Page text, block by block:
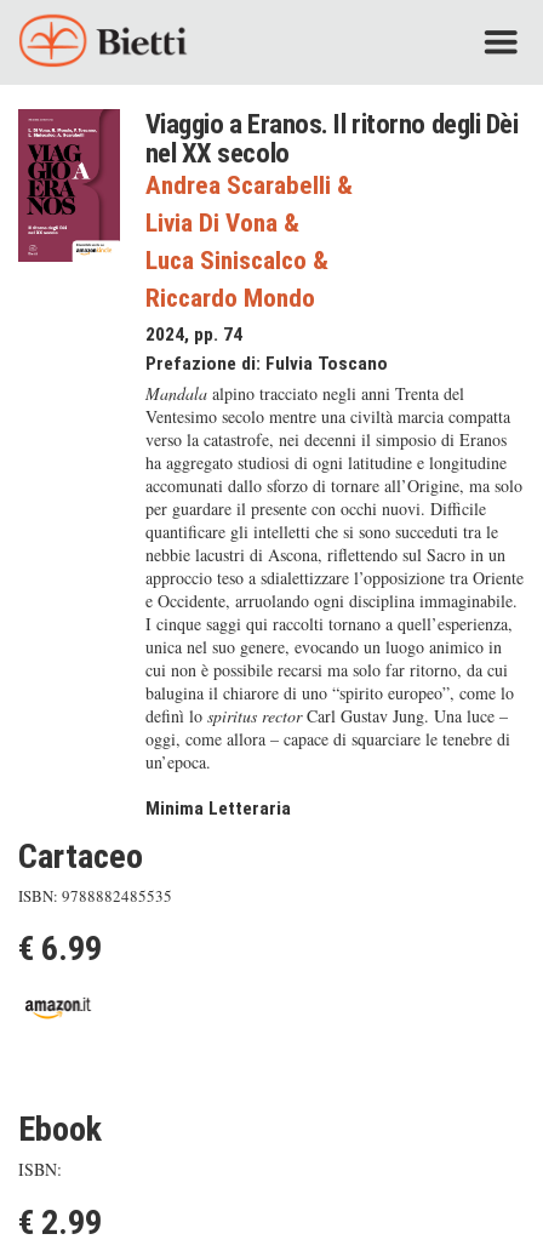
Viaggio a Eranos. Il ritorno degli Dèi
nel XX secolo
Andrea Scarabelli &
Livia Di Vona&
Luca Siniscalco &
Riccardo Mondo
2024, pp. 74
Prefazione di: Fulvia Toscano
Mandalaalpino tracciato negli anni Trenta del
Ventesimo secolo mentre una civiltà marcia compatta
verso la catastrofe, nei decenni il simposio di Eranos
ha aggregato studiosi di ogni latitudine e longitudine
accomunati dallo sforzo di tornare all’Origine, ma solo
per guardare il presente con occhi nuovi. Difficile
quantificare gli intelletti che si sono succeduti tra le
nebbie lacustri di Ascona, riflettendo sul Sacro in un
approccio teso a sdialettizzare l’opposizione tra Oriente
e Occidente, arruolando ogni disciplina immaginabile.
I cinque saggi qui raccolti tornano a quell’esperienza,
unica nel suo genere, evocando un luogo animico in
cui non è possibile recarsi ma solo far ritorno, da cui
balugina il chiarore di uno “spirito europeo”, come lo
definì lo spiritus rectorCarl Gustav Jung. Una luce –
oggi, come allora – capace di squarciare le tenebre di
un’epoca.
Minima Letteraria
Cartaceo
ISBN: 9788882485535
€ 6.99
Ebook
ISBN:
€ 2.99